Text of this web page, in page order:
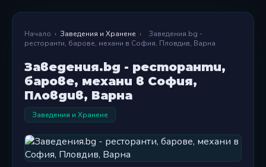
Начало › Заведения и Хранене ›
Заведения.bg -
ресторанти, барове, механи в София, Пловдив, Варна
Заведения.bg - ресторанти,
барове, механи в София,
Пловдив, Варна
Заведения и Хранене